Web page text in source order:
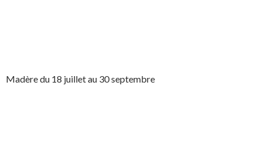
Madère du 18 juillet au 30 septembre